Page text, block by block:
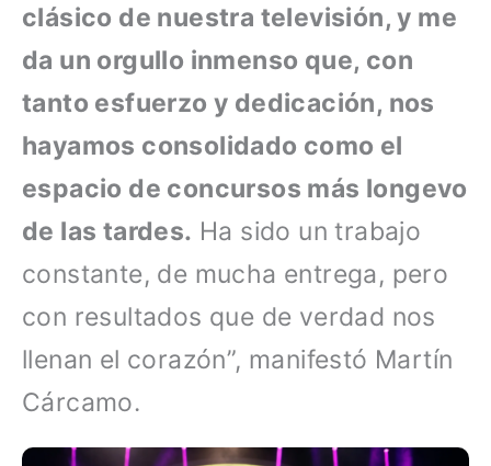
clásico de nuestra televisión, y me
da un orgullo inmenso que, con
tanto esfuerzo y dedicación, nos
hayamos consolidado como el
espacio de concursos más longevo
de las tardes. Ha sido un trabajo
constante, de mucha entrega, pero
con resultados que de verdad nos
llenan el corazón”, manifestó Martín
Cárcamo.